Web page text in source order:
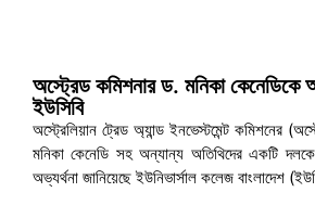
অস্ট্রেড কমিশনার ড. মনিকা কেনেডিকে
ইউসিবি
অস্ট্রেলিয়ান ট্রেড অ্যান্ড ইনভেস্টমেন্ট কমিশনের
মনিকা কেনেডি সহ অন্যান্য অতিথিদের একটি দলকে
অভ্যর্থনা জানিয়েছে ইউনিভার্সাল কলেজ বাংলাদেশ